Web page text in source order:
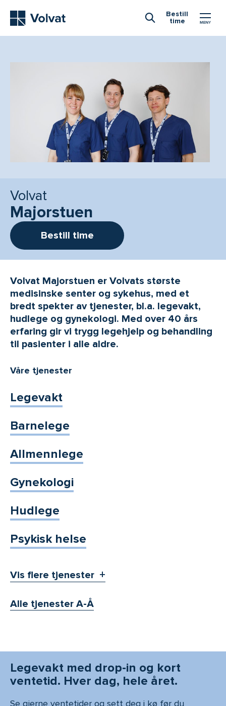
Bestill
time
Volvat
Majorstuen
Bestill time
Volvat Majorstuen er Volvats største
medisinske senter og sykehus, med et
bredt spekter av tjenester, bl.a. legevakt,
hudlege og gynekologi. Med over 40 års
erfaring gir vi trygg legehjelp og behandling
til pasienter i alle aldre.
Våre tjenester
Legevakt
Barnelege
Allmennlege
Gynekologi
Hudlege
Psykisk helse
Vis flere tjenester
Alle tjenester A-Å
Legevakt med drop-in og kort
ventetid. Hver dag, hele året.
Se gjerne ventetider og sett deg i kø før du